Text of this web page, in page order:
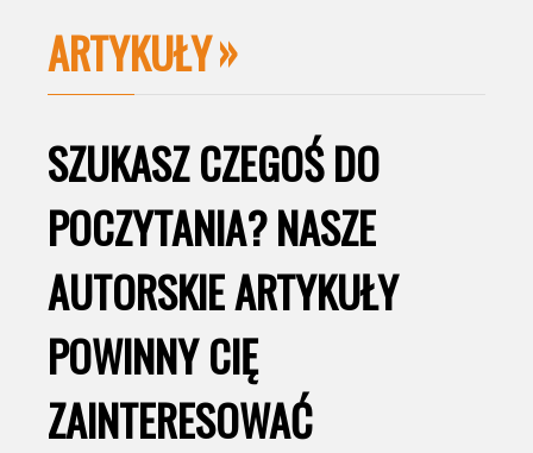
ARTYKUŁY
SZUKASZ CZEGOŚ DO
POCZYTANIA? NASZE
AUTORSKIE ARTYKUŁY
POWINNY CIĘ
ZAINTERESOWAĆ